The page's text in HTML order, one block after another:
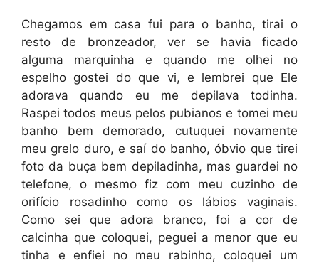
Chegamos em casa fui para o banho, tirai o
resto de bronzeador, ver se havia ficado
alguma marquinha e quando me olhei no
espelho gostei do que vi, e lembrei que Ele
adorava quando eu me depilava todinha.
Raspei todos meus pelos pubianos e tomei meu
banho bem demorado, cutuquei novamente
meu grelo duro, e saí do banho, óbvio que tirei
foto da buça bem depiladinha, mas guardei no
telefone, o mesmo fiz com meu cuzinho de
orifício rosadinho como os lábios vaginais.
Como sei que adora branco, foi a cor de
calcinha que coloquei, peguei a menor que eu
tinha e enfiei no meu rabinho, coloquei um